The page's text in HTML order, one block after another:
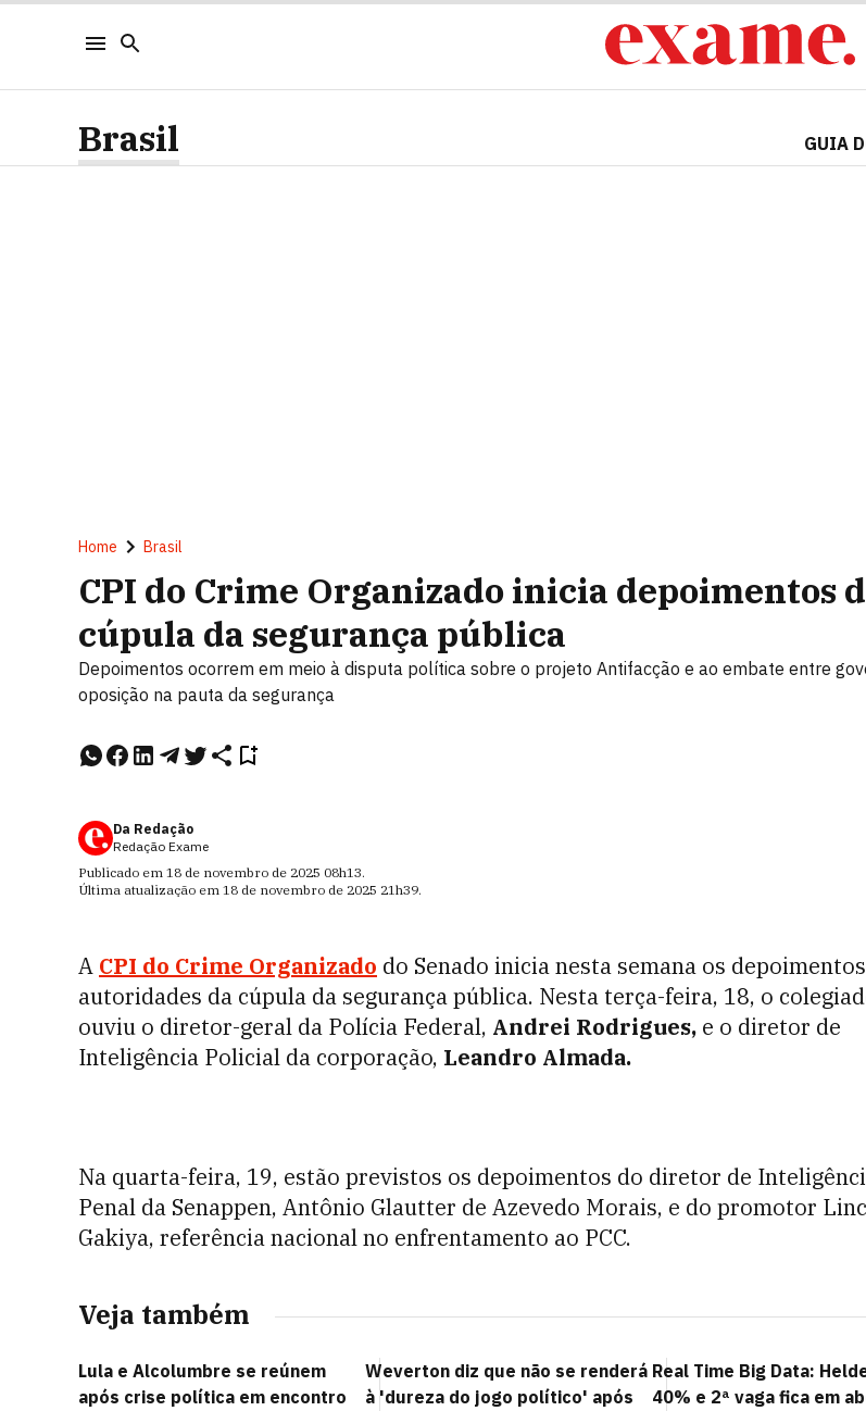
Brasil GUIA
Home Brasil
CPI do Crime Organizado inicia depoimentos
cúpula da segurança pública
Depoimentos ocorrem em meio à disputa política sobre o projeto Antifacção e ao embate entre
oposição na pauta da segurança
Da Redação
Redação Exame
Publicado em 18 de novembro de 2025 08h13.
Última atualização em 18 de novembro de 2025 21h39.
A CPI do Crime Organizado do Senado inicia nesta semana os
autoridades da cúpula da segurança pública. Nesta terça-feira, 18, o
ouviu o diretor-geral da Polícia Federal, Andrei Rodrigues, e o diretor de
Inteligência Policial da corporação, Leandro Almada.
Na quarta-feira, 19, estão previstos os depoimentos do diretor de
Penal da Senappen, Antônio Glautter de Azevedo Morais, e do promotor
Gakiya, referência nacional no enfrentamento ao PCC.
Veja também
Lula e Alcolumbre se reúnem
após crise política em encontro
Weverton diz que não se renderá
à 'dureza do jogo político' após
Real Time Big Data:
40% e 2ª vaga fica em